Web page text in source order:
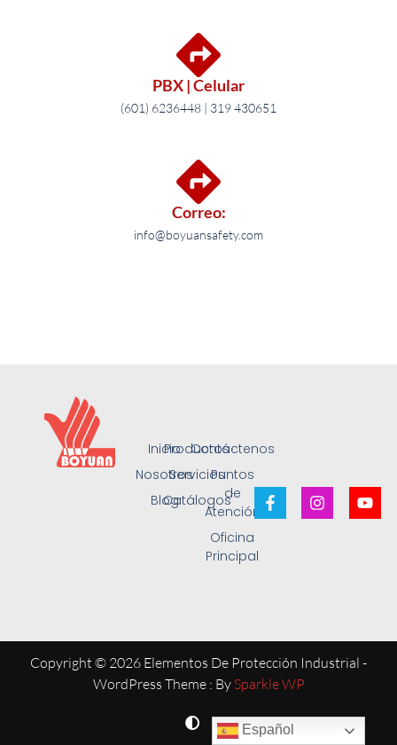
PBX | Celular
(601) 6236448 | 319 430651
Correo:
info@boyuansafety.com
Inicio
Nosotros
Blog
Productos
Servicios
Catálogos
Contáctenos
Puntos
de
Atención
Oficina
Principal
Copyright © 2026 Elementos De Protección Industrial -
WordPress Theme : By Sparkle WP
Español